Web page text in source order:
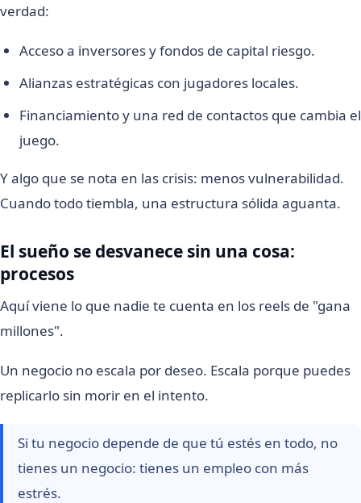
verdad:
Acceso a inversores y fondos de capital riesgo.
Alianzas estratégicas con jugadores locales.
Financiamiento y una red de contactos que cambia el
juego.
Y algo que se nota en las crisis: menos vulnerabilidad.
Cuando todo tiembla, una estructura sólida aguanta.
El sueño se desvanece sin una cosa:
procesos
Aquí viene lo que nadie te cuenta en los reels de "gana
millones".
Un negocio no escala por deseo. Escala porque puedes
replicarlo sin morir en el intento.
Si tu negocio depende de que tú estés en todo, no
tienes un negocio: tienes un empleo con más
estrés.